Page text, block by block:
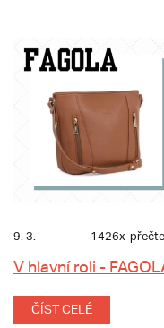
9. 3. 1426x
V hlavní roli -
ČÍST CELÉ